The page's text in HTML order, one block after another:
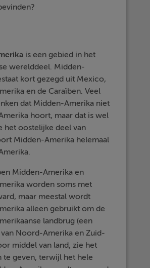
is een gebied in het
werelddeel. Midden-
kort gezegd uit Mexico,
en de Caraïben. Veel
dat Midden-Amerika niet
hoort, maar dat is wel
het oostelijke deel van
Midden-Amerika helemaal
Midden-Amerika en
worden soms met
maar meestal wordt
alleen gebruikt om de
landbrug (een
Noord-Amerika en Zuid-
middel van land, zie het
te geven, terwijl het hele